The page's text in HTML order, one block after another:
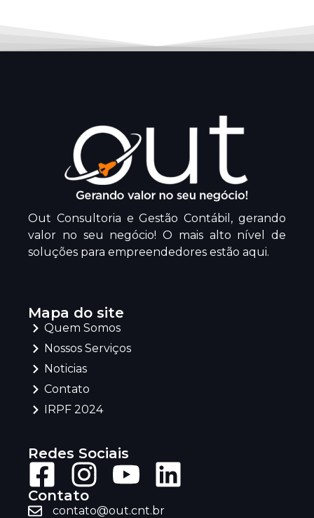
Out Consultoria e Gestão Contábil, gerando
valor no seu negócio! O mais alto nível de
soluções para empreendedores estão aqui.
Mapa do site
Quem Somos
Nossos Serviços
Noticias
Contato
IRPF 2024
Redes Sociais
Contato
contato@out.cnt.br